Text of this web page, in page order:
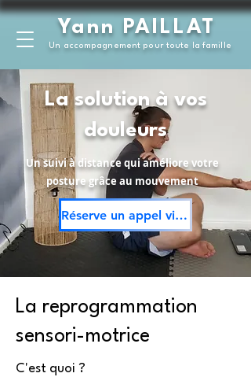
Yann PAILLAT
Un accompagnement pour toute la famille
La solution à vos
douleurs
Un suivi à distance qui améliore votre
posture grâce au mouvement
Réserve un appel visio GRATUIT
La reprogrammation
sensori-motrice
C'est quoi ?